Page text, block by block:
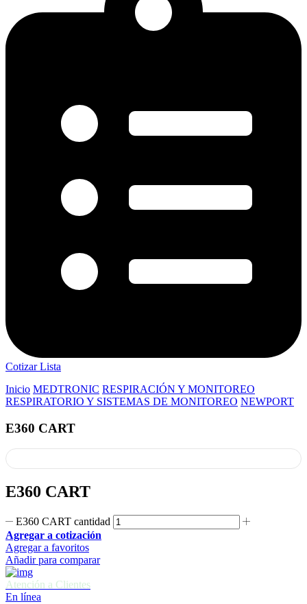
Cotizar Lista
Inicio MEDTRONIC RESPIRACIÓN Y MONITOREO
RESPIRATORIO Y SISTEMAS DE MONITOREO NEWPORT
E360 CART
E360 CART
E360 CART cantidad
Agregar a cotización
Agregar a favoritos
Añadir para comparar
Atención a Clientes
En línea